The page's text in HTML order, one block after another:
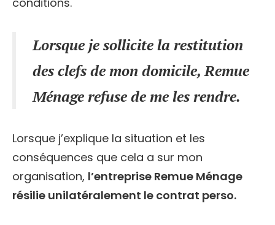
Lorsque je sollicite la restitution
des clefs de mon domicile, Remue
Ménage refuse de me les rendre.
Lorsque j’explique la situation et les
conséquences que cela a sur mon
organisation, l’entreprise Remue Ménage
résilie unilatéralement le contrat perso.